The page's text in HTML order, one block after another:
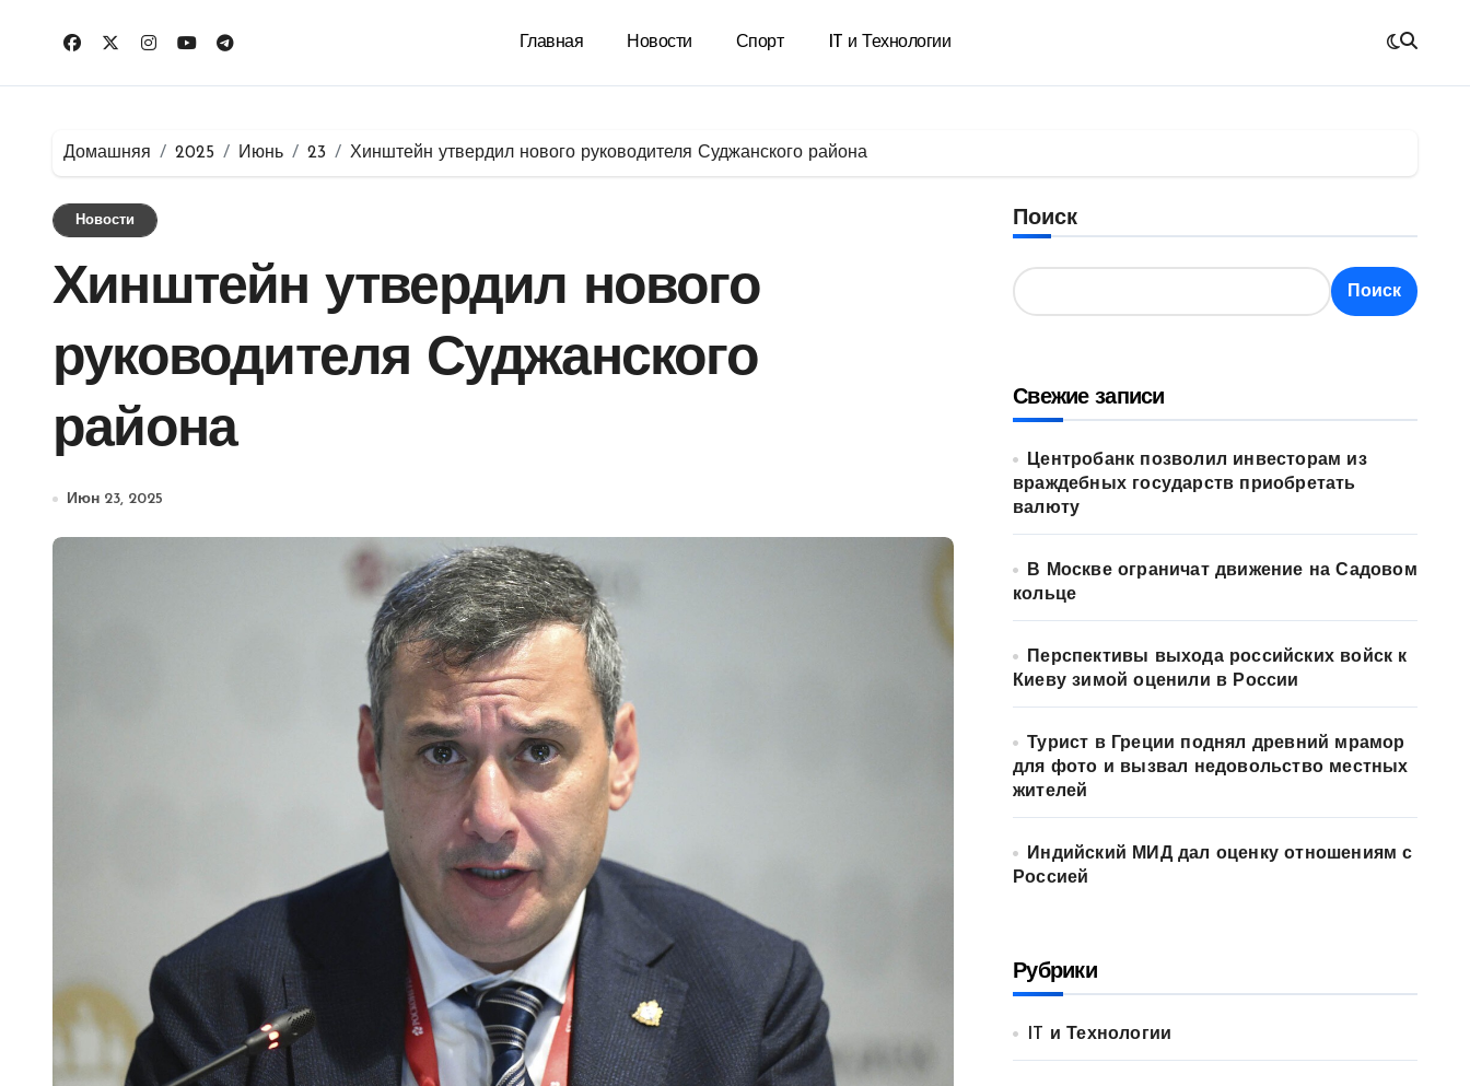
Главная Новости Спорт IT и Технологии
Домашняя 2025 Июнь 23 Хинштейн утвердил нового руководителя Суджанского района
Новости
Хинштейн утвердил нового
руководителя Суджанского
района
Июн 23, 2025
Поиск
Поиск
Свежие записи
Центробанк позволил инвесторам из
враждебных государств приобретать
валюту
В Москве ограничат движение на Садовом
кольце
Перспективы выхода российских войск к
Киеву зимой оценили в России
Турист в Греции поднял древний мрамор
для фото и вызвал недовольство местных
жителей
Индийский МИД дал оценку отношениям с
Россией
Рубрики
IT и Технологии